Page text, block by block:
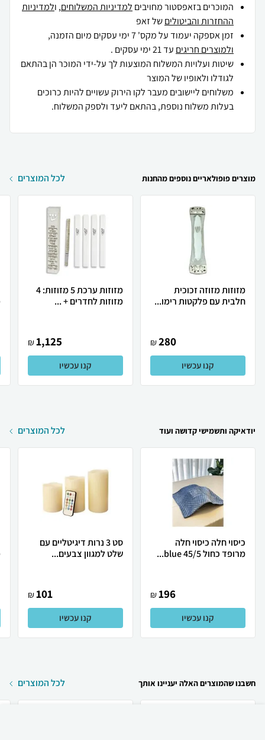
המוכרים בזאפסטור מחויבים למדיניות המשלוחים, ולמדיניות
ההחזרות והביטוליםשל זאפ
זמן אספקה יעמוד על מקס' 7 ימי עסקים מיום הזמנה,
ולמוצרים חריגים עד 21 ימי עסקים .
שיטות ועלויות המשלוח המוצעות לך על-ידי המוכר הן בהתאם
לגודלו ולאופיו של המוצר
משלוחים ליישובים מעבר לקו הירוק עשויים להיות כרוכים
בעלות משלוח נוספת, בהתאם ליעד ולספק המשלוח.
מוצרים פופולאריים נוספים מהחנות לכל המוצרים
מזוזות מזוזה זכוכית
חלבית עם פלקטות רימו...
280
₪
קנו עכשיו
מזוזות ערכת 5 מזוזות: 4
מזוזות לחדרים + ...
1,125
₪
קנו עכשיו
יודאיקה ותשמישי קדושה ועוד לכל המוצרים
כיסוי חלה כיסוי חלה
מרופד כחול blue 45/5...
196
₪
קנו עכשיו
סט 3 נרות דיגיטליים עם
שלט למגוון צבעים...
101
₪
קנו עכשיו
חשבנו שהמוצרים האלה יעניינו אותך לכל המוצרים